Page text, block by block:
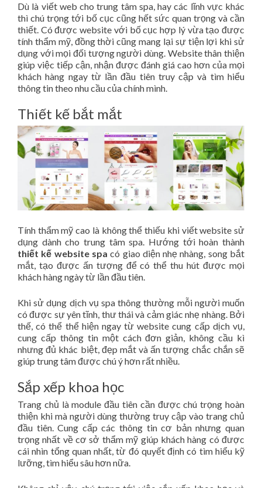
Dù là viết web cho trung tâm spa, hay các lĩnh vực khác
thì chú trọng tới bố cục cũng hết sức quan trọng và cần
thiết. Có được website với bố cục hợp lý vừa tạo được
tính thẩm mỹ, đồng thời cũng mang lại sự tiện lợi khi sử
dụng với mọi đối tượng người dùng. Website thân thiện
giúp việc tiếp cận, nhận được đánh giá cao hơn của mọi
khách hàng ngay từ lần đầu tiên truy cập và tìm hiểu
thông tin theo nhu cầu của chính mình.
Thiết kế bắt mắt
Tính thẩm mỹ cao là không thể thiếu khi viết website sử
dụng dành cho trung tâm spa. Hướng tới hoàn thành
thiết kế website spa có giao diện nhẹ nhàng, song bắt
mắt, tạo được ấn tượng để có thể thu hút được mọi
khách hàng ngày từ lần đầu tiên.
Khi sử dụng dịch vụ spa thông thường mỗi người muốn
có được sự yên tĩnh, thư thái và cảm giác nhẹ nhàng. Bởi
thế, có thể thể hiện ngay từ website cung cấp dịch vụ,
cung cấp thông tin một cách đơn giản, không cầu kì
nhưng đủ khác biệt, đẹp mắt và ấn tượng chắc chắn sẽ
giúp trung tâm được chú ý hơn rất nhiều.
Sắp xếp khoa học
Trang chủ là module đầu tiên cần được chú trọng hoàn
thiện khi mà người dùng thường truy cập vào trang chủ
đầu tiên. Cung cấp các thông tin cơ bản nhưng quan
trọng nhất về cơ sở thẩm mỹ giúp khách hàng có được
cái nhìn tổng quan nhất, từ đó quyết định có tìm hiểu kỹ
lưỡng, tìm hiểu sâu hơn nữa.